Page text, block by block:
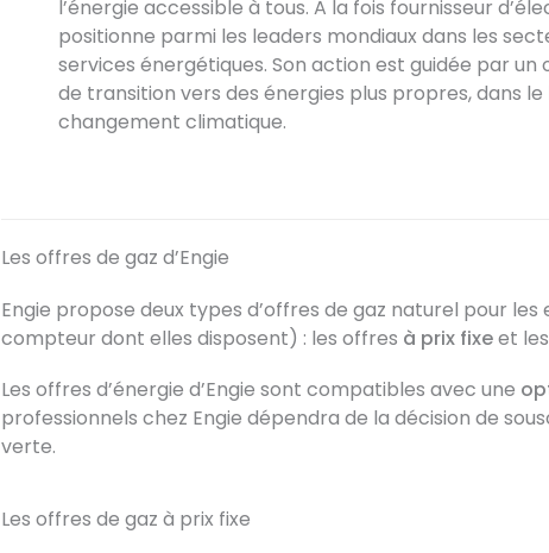
l’énergie accessible à tous. A la fois fournisseur
positionne parmi les leaders mondiaux dans les
services énergétiques. Son action est guidée par
de transition vers des énergies plus propres, dans
changement climatique.
Les offres de gaz d’Engie
Engie propose deux types d’offres de gaz naturel pour
compteur dont elles disposent) : les offres à prix fixeet
Les offres d’énergie d’Engie sont compatibles avec une
professionnels chez Engie dépendra de la décision de
verte.
Les offres de gaz à prix fixe